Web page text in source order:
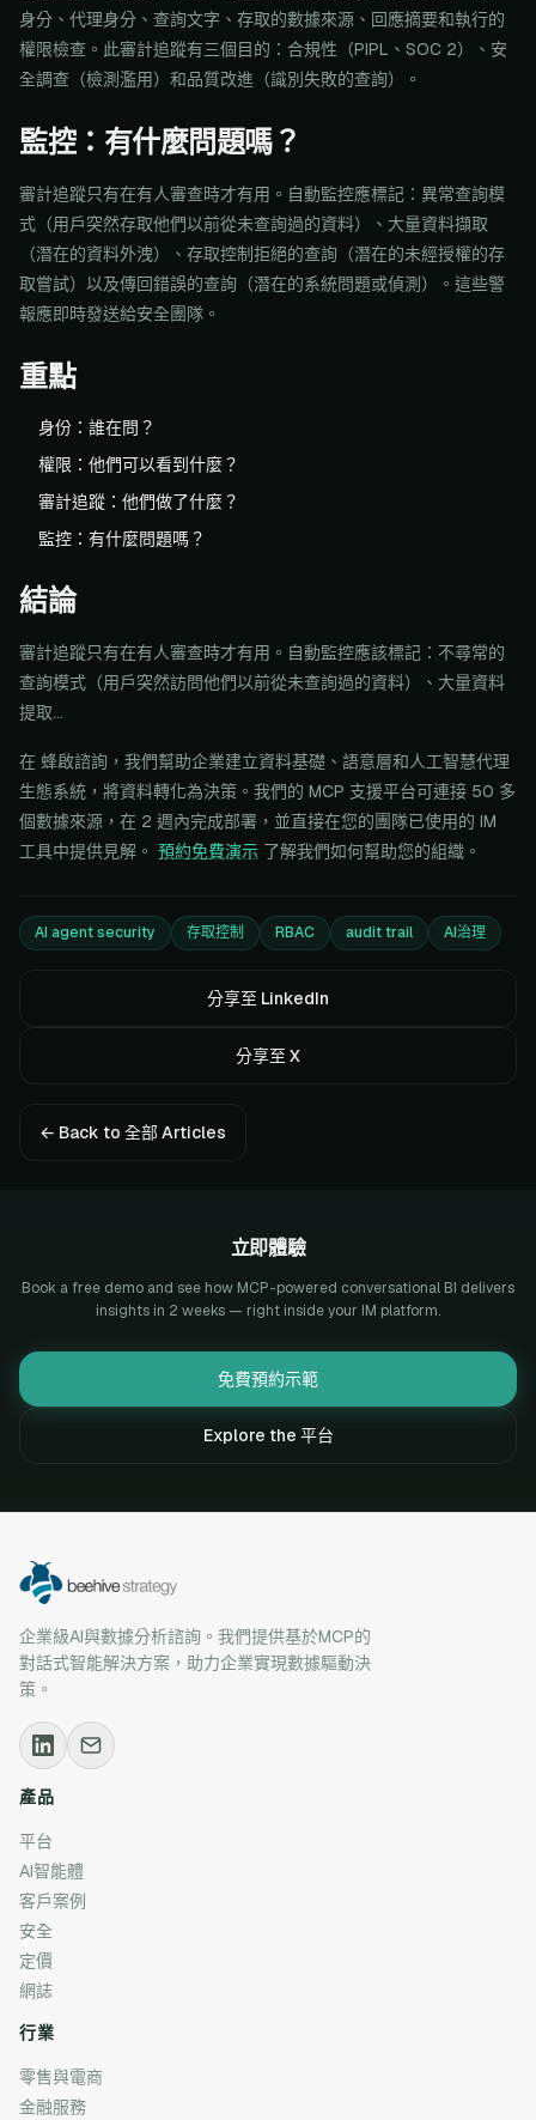
身分、代理身分、查詢文字、存取的數據來源、回應摘要和執行的
權限檢查。此審計追蹤有三個目的：合規性（PIPL、SOC 2）、安
全調查（檢測濫用）和品質改進（識別失敗的查詢）。
監控：有什麼問題嗎？
審計追蹤只有在有人審查時才有用。自動監控應標記：異常查詢模
式（用戶突然存取他們以前從未查詢過的資料）、大量資料擷取
（潛在的資料外洩）、存取控制拒絕的查詢（潛在的未經授權的存
取嘗試）以及傳回錯誤的查詢（潛在的系統問題或偵測）。這些警
報應即時發送給安全團隊。
重點
身份：誰在問？
權限：他們可以看到什麼？
審計追蹤：他們做了什麼？
監控：有什麼問題嗎？
結論
審計追蹤只有在有人審查時才有用。自動監控應該標記：不尋常的
查詢模式（用戶突然訪問他們以前從未查詢過的資料）、大量資料
提取...
在 蜂啟諮詢，我們幫助企業建立資料基礎、語意層和人工智慧代理
生態系統，將資料轉化為決策。我們的 MCP 支援平台可連接 50 多
個數據來源，在 2 週內完成部署，並直接在您的團隊已使用的 IM
工具中提供見解。 預約免費演示 了解我們如何幫助您的組織。
AI agent security 存取控制 RBAC audit trail AI治理
分享至 LinkedIn
分享至 X
← Back to 全部 Articles
立即體驗
Book a free demo and see how MCP-powered conversational BI delivers
insights in 2 weeks — right inside your IM platform.
免費預約示範
Explore the 平台
企業級AI與數據分析諮詢。我們提供基於MCP的
對話式智能解決方案，助力企業實現數據驅動決
策。
產品
平台
AI智能體
客戶案例
安全
定價
網誌
行業
零售與電商
金融服務